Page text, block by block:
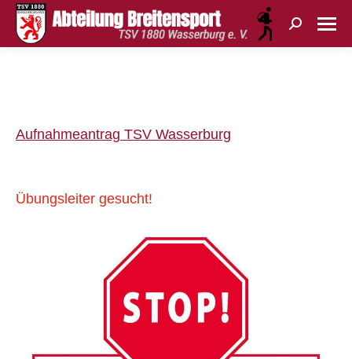
Search:
Aufnahmeantrag TSV Wasserburg
Übungsleiter gesucht!